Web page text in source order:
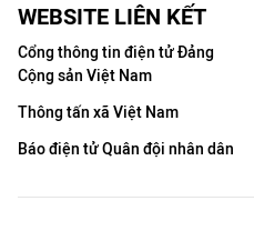
WEBSITE LIÊN KẾT
Cổng thông tin điện tử Đảng
Cộng sản Việt Nam
Thông tấn xã Việt Nam
Báo điện tử Quân đội nhân dân